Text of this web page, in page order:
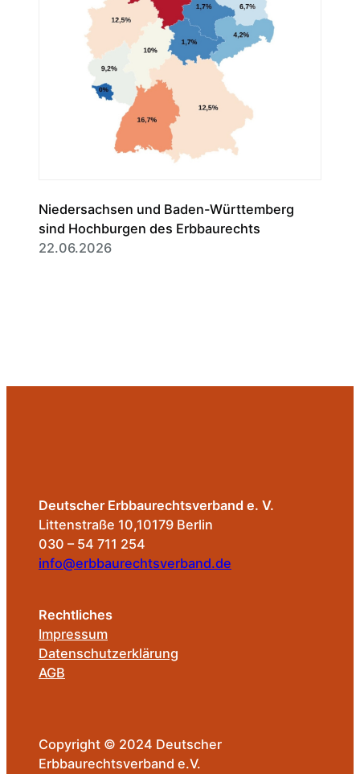
Niedersachsen und Baden-Württemberg
sind Hochburgen des Erbbaurechts
22.06.2026
Deutscher Erbbaurechtsverband e. V.
Littenstraße 10,10179 Berlin
030 – 54 711 254
info@erbbaurechtsverband.de
Rechtliches
Impressum
Datenschutzerklärung
AGB
Copyright © 2024 Deutscher
Erbbaurechtsverband e.V.